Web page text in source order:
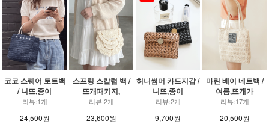
코코 스퀘어 토트백
/ 니뜨,종이
리뷰:1개
24,500원
스프링 스칼럽 백 /
뜨개패키지,
리뷰:2개
23,600원
허니썸머 카드지갑 /
니뜨,종이
리뷰:2개
9,700원
마린 베이 네트백 /
여름,뜨개가
리뷰:17개
20,500원